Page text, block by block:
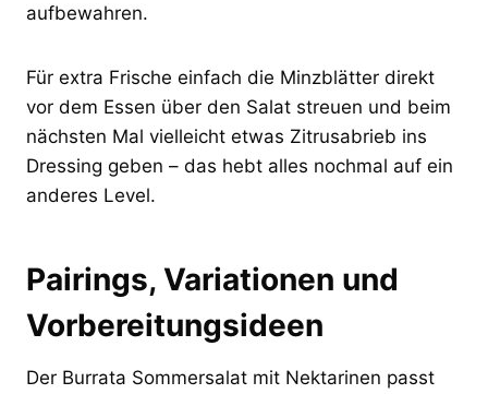
aufbewahren.
Für extra Frische einfach die Minzblätter direkt
vor dem Essen über den Salat streuen und beim
nächsten Mal vielleicht etwas Zitrusabrieb ins
Dressing geben – das hebt alles nochmal auf ein
anderes Level.
Pairings, Variationen und
Vorbereitungsideen
Der Burrata Sommersalat mit Nektarinen passt